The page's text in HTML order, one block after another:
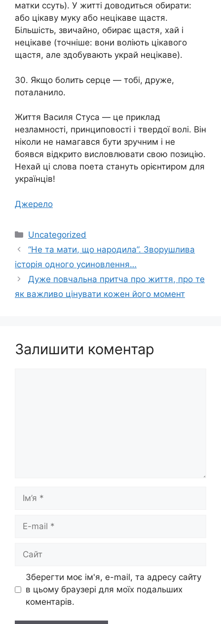
матки ссуть). У житті доводиться обирати:
або цікаву муку або нецікаве щастя.
Більшість, звичайно, обирає щастя, хай і
нецікаве (точніше: вони воліють цікавого
щастя, але здобувають украй нецікаве).
30. Якщо болить серце — тобі, друже,
поталанило.
Життя Василя Стуса — це приклад
незламності, принциповості і твердої волі. Він
ніколи не намагався бути зручним і не
боявся відкрито висловлювати свою позицію.
Нехай ці слова поета стануть орієнтиром для
українців!
Джерело
Категорії
Uncategorized
“Не та мати, що народила”. Зворушлива
історія одного усиновлення…
Дуже повчальна притча про життя, про те
як важливо цінувати кожен його момент
Залишити коментар
mail
Зберегти моє ім'я, e-mail, та адресу сайту
в цьому браузері для моїх подальших
коментарів.